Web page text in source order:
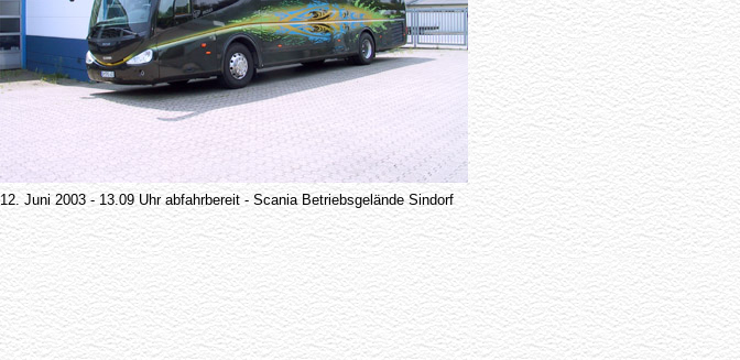
12. Juni 2003 - 13.09 Uhr abfahrbereit - Scania Betriebsgelände Sindorf